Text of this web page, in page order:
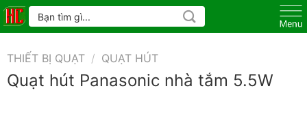
Skip
to
Tìm
kiếm:
THIẾT BỊ QUẠT / QUẠT HÚT
Quạt hút Panasonic nhà tắm 5.5W